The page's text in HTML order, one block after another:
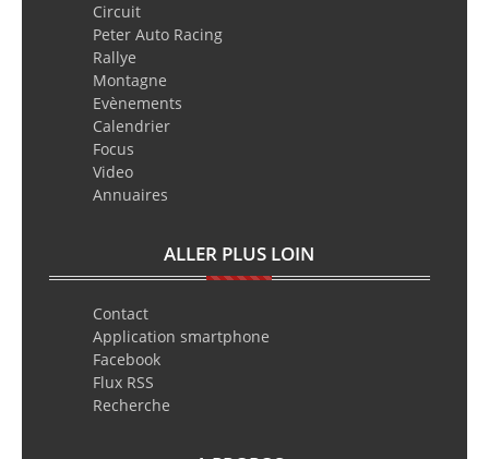
Circuit
Peter Auto Racing
Rallye
Montagne
Evènements
Calendrier
Focus
Video
Annuaires
ALLER PLUS LOIN
Contact
Application smartphone
Facebook
Flux RSS
Recherche